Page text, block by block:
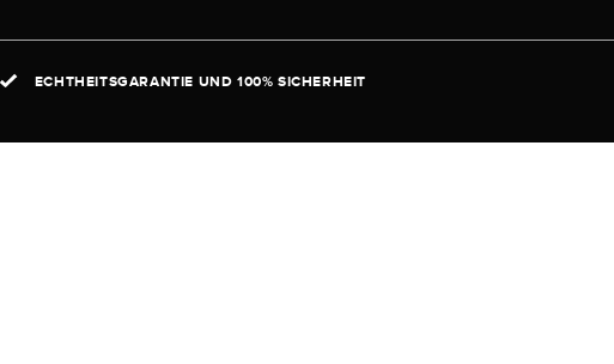
ECHTHEITSGARANTIE UND 100% SICHERHEIT